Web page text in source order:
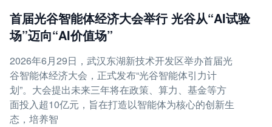
首届光谷智能体经济大会举行 光谷从“AI试验
场”迈向“AI价值场”
2026年6月29日，武汉东湖新技术开发区举办首届光
谷智能体经济大会，正式发布“光谷智能体引力计
划”。大会提出未来三年将在政策、算力、基金等方
面投入超10亿元，旨在打造以智能体为核心的创新生
态，培养智